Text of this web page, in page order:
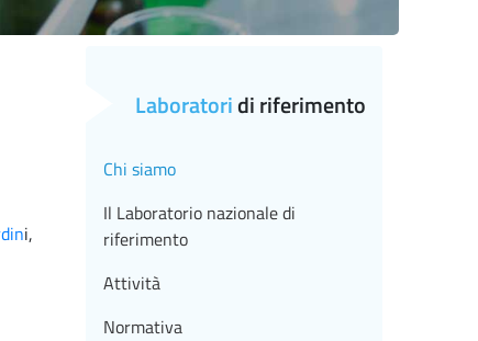
i,
Laboratoridi riferimento
Chi siamo
Il Laboratorio nazionale di
riferimento
Attività
Normativa